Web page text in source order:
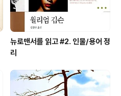
뉴로맨서를 읽고 #2. 인물/용어 정
리